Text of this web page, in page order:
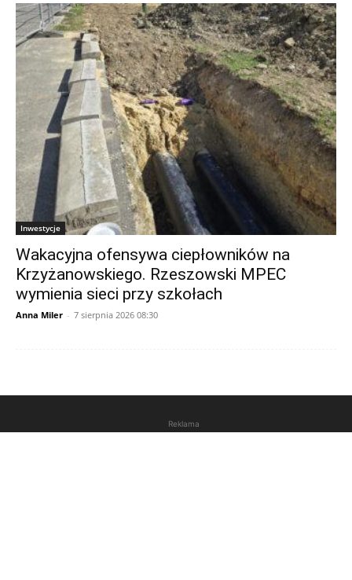
Inwestycje
Wakacyjna ofensywa ciepłowników na
Krzyżanowskiego. Rzeszowski MPEC
wymienia sieci przy szkołach
Anna Miler - 7 sierpnia 2026 08:30
Reklama